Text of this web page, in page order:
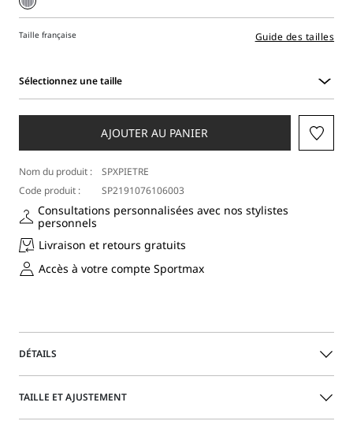
Taille française Guide des tailles
Sélectionnez une taille
une
AJOUTER AU PANIER
Nom du produit :
SPXPIETRE
Code produit :
SP2191076106003
Consultations personnalisées avec nos stylistes
personnels
Livraison et retours gratuits
Accès à votre compte Sportmax
DÉTAILS
Chemise féminine, avec taille soulignée par de profondes
dissimulé et des poignets hauts à deux boutons.
TAILLE ET AJUSTEMENT